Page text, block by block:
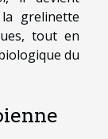
la grelinette
tout en
du